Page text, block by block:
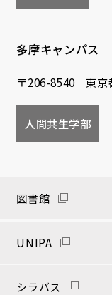
多摩キャンパス
〒206-8540 東京
人間共生学部
図書館
UNIPA
シラバス